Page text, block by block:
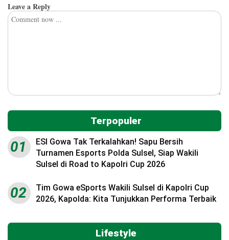
Leave a Reply
Terpopuler
01
ESI Gowa Tak Terkalahkan! Sapu Bersih
Turnamen Esports Polda Sulsel, Siap Wakili
Sulsel di Road to Kapolri Cup 2026
02
Tim Gowa eSports Wakili Sulsel di Kapolri Cup
2026, Kapolda: Kita Tunjukkan Performa Terbaik
Lifestyle